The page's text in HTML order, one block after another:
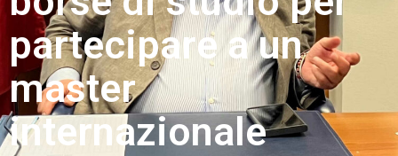
partecipare a un
master
internazionale